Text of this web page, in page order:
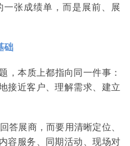
张成绩单，而是展前、展
础
，本质上都指向同一件事：
接近客户、理解需求、建立
答展商，而要用清晰定位、
容服务、同期活动、现场对